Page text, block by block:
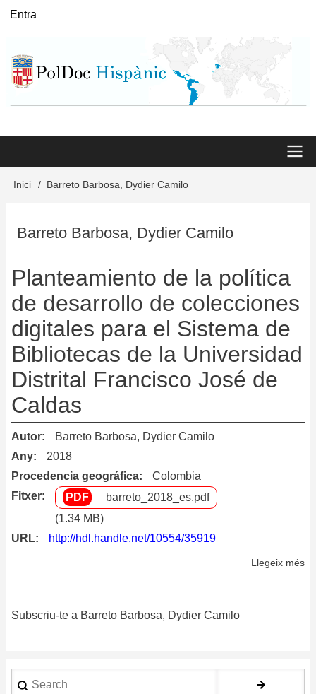
Vés
User
Entra
Main
Inici Barreto Barbosa, Dydier Camilo
Barreto Barbosa, Dydier Camilo
Planteamiento de la política
de desarrollo de colecciones
digitales para el Sistema de
Bibliotecas de la Universidad
Distrital Francisco José de
Caldas
Autor
Barreto Barbosa, Dydier Camilo
Any
2018
Procedencia geográfica
Colombia
Fitxer
barreto_2018_es.pdf
(1.34 MB)
URL
http://hdl.handle.net/10554/35919
Llegeix més
Subscriu-te a Barreto Barbosa, Dydier Camilo
Search